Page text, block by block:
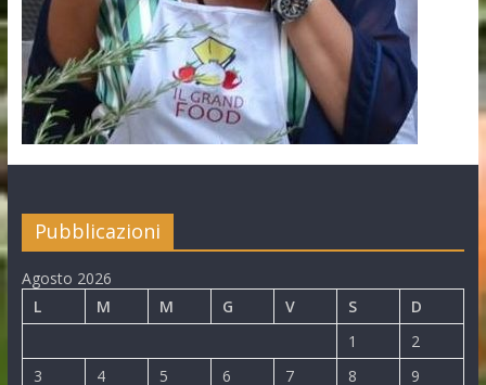
Pubblicazioni
Agosto 2026
L
M M G V S
D
1
2
3
4 5 6 7 8 9